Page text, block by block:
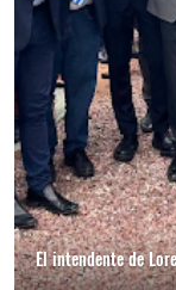
El intendente de